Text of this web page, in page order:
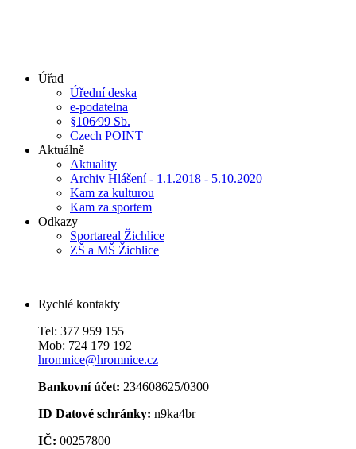
Úřad
Úřední deska
e-podatelna
§106⁄99 Sb.
Czech POINT
Aktuálně
Aktuality
Archiv Hlášení - 1.1.2018 - 5.10.2020
Kam za kulturou
Kam za sportem
Odkazy
Sportareal Žichlice
ZŠ a MŠ Žichlice
Rychlé kontakty
Tel: 377 959 155
Mob: 724 179 192
hromnice@hromnice.cz
Bankovní účet: 234608625/0300
ID Datové schránky: n9ka4br
IČ: 00257800